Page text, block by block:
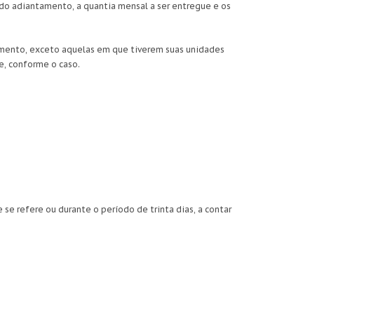
adiantamento, a quantia mensal a ser entregue e os
exceto aquelas em que tiverem suas unidades
conforme o caso.
se refere ou durante o período de trinta dias, a contar